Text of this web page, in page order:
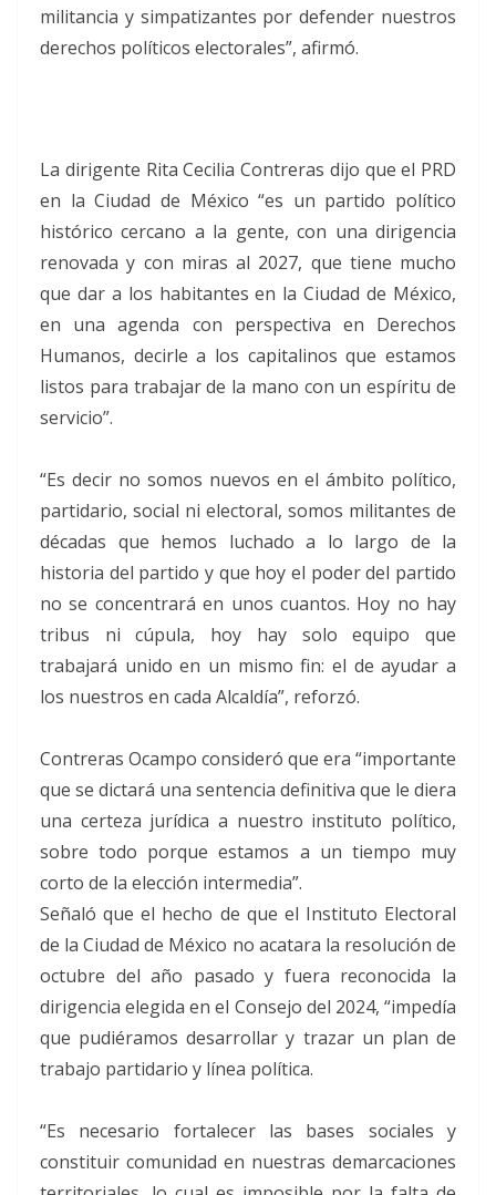
militancia y simpatizantes por defender nuestros
derechos políticos electorales”, afirmó.
La dirigente Rita Cecilia Contreras dijo que el PRD
en la Ciudad de México “es un partido político
histórico cercano a la gente, con una dirigencia
renovada y con miras al 2027, que tiene mucho
que dar a los habitantes en la Ciudad de México,
en una agenda con perspectiva en Derechos
Humanos, decirle a los capitalinos que estamos
listos para trabajar de la mano con un espíritu de
servicio”.
“Es decir no somos nuevos en el ámbito político,
partidario, social ni electoral, somos militantes de
décadas que hemos luchado a lo largo de la
historia del partido y que hoy el poder del partido
no se concentrará en unos cuantos. Hoy no hay
tribus ni cúpula, hoy hay solo equipo que
trabajará unido en un mismo fin: el de ayudar a
los nuestros en cada Alcaldía”, reforzó.
Contreras Ocampo consideró que era “importante
que se dictará una sentencia definitiva que le diera
una certeza jurídica a nuestro instituto político,
sobre todo porque estamos a un tiempo muy
corto de la elección intermedia”.
Señaló que el hecho de que el Instituto Electoral
de la Ciudad de México no acatara la resolución de
octubre del año pasado y fuera reconocida la
dirigencia elegida en el Consejo del 2024, “impedía
que pudiéramos desarrollar y trazar un plan de
trabajo partidario y línea política.
“Es necesario fortalecer las bases sociales y
constituir comunidad en nuestras demarcaciones